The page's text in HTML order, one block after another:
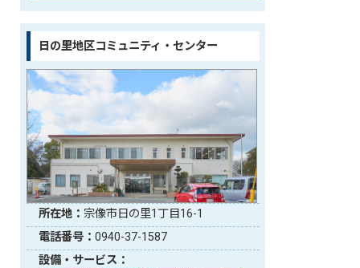
日の里地区コミュニティ・センター
所在地：宗像市日の里1丁目16-1
電話番号：0940-37-1587
設備・サービス：